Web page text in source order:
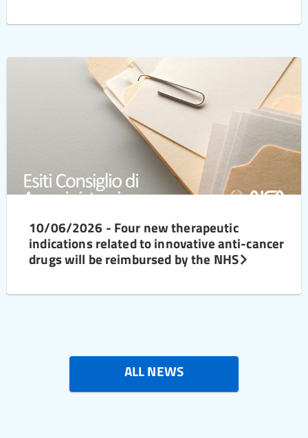
10/06/2026 - Four new therapeutic
indications related to innovative anti-cancer
drugs will be reimbursed by the NHS
ALL NEWS